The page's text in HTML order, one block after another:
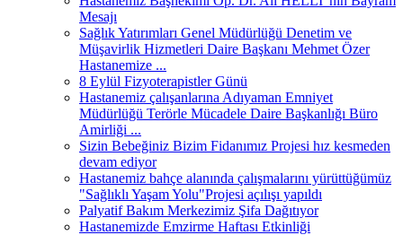
Mesajı
Sağlık Yatırımları Genel Müdürlüğü Denetim ve
Müşavirlik Hizmetleri Daire Başkanı Mehmet Özer
Hastanemize ...
8 Eylül Fizyoterapistler Günü
Hastanemiz çalışanlarına Adıyaman Emniyet
Müdürlüğü Terörle Mücadele Daire Başkanlığı Büro
Amirliği ...
Sizin Bebeğiniz Bizim Fidanımız Projesi hız kesmeden
devam ediyor
Hastanemiz bahçe alanında çalışmalarını yürüttüğümüz
"Sağlıklı Yaşam Yolu"Projesi açılışı yapıldı
Palyatif Bakım Merkezimiz Şifa Dağıtıyor
Hastanemizde Emzirme Haftası Etkinliği